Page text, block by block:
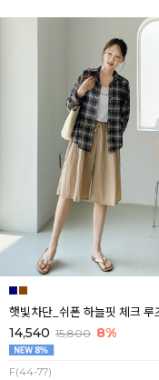
햇빛차단_쉬폰 하늘핏 체크 루
14,540 15,800 8%
F(44-77)